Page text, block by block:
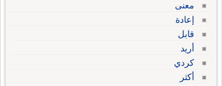
معنى
إعادة
قابل
أريد
كردي
أكثر